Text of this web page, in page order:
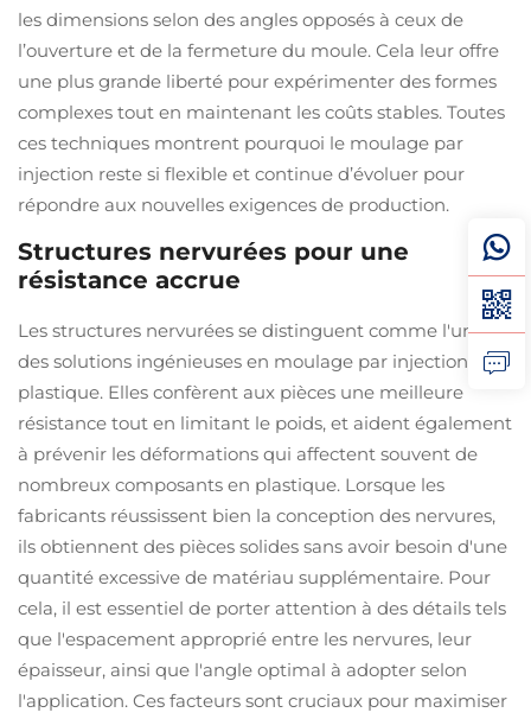
les dimensions selon des angles opposés à ceux de
l’ouverture et de la fermeture du moule. Cela leur offre
une plus grande liberté pour expérimenter des formes
complexes tout en maintenant les coûts stables. Toutes
ces techniques montrent pourquoi le moulage par
injection reste si flexible et continue d’évoluer pour
répondre aux nouvelles exigences de production.
Structures nervurées pour une
résistance accrue
Les structures nervurées se distinguent comme l'une
des solutions ingénieuses en moulage par injection
plastique. Elles confèrent aux pièces une meilleure
résistance tout en limitant le poids, et aident également
à prévenir les déformations qui affectent souvent de
nombreux composants en plastique. Lorsque les
fabricants réussissent bien la conception des nervures,
ils obtiennent des pièces solides sans avoir besoin d'une
quantité excessive de matériau supplémentaire. Pour
cela, il est essentiel de porter attention à des détails tels
que l'espacement approprié entre les nervures, leur
épaisseur, ainsi que l'angle optimal à adopter selon
l'application. Ces facteurs sont cruciaux pour maximiser